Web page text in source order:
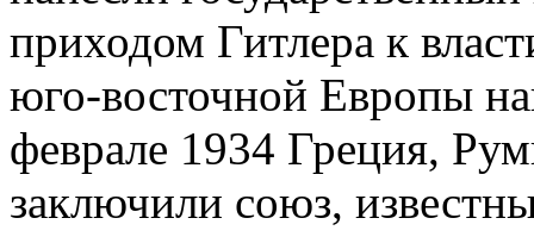
приходом Гитлера к
юго-восточной Европы
феврале 1934 Греция,
заключили союз,